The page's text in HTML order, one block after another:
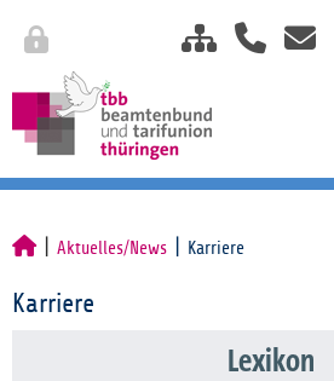
Aktuelles/News Karriere
Karriere
Lexikon